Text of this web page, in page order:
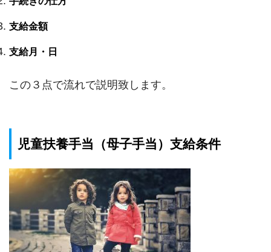
支給金額
支給月・日
この３点で流れで説明致します。
児童扶養手当（母子手当）支給条件